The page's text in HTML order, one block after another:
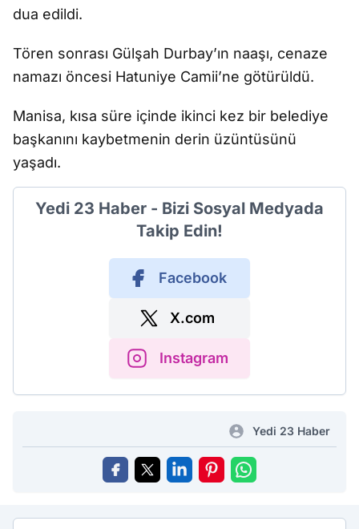
dua edildi.
Tören sonrası Gülşah Durbay’ın naaşı, cenaze
namazı öncesi Hatuniye Camii’ne götürüldü.
Manisa, kısa süre içinde ikinci kez bir belediye
başkanını kaybetmenin derin üzüntüsünü
yaşadı.
Yedi 23 Haber - Bizi Sosyal Medyada
Takip Edin!
Facebook
X.com
Instagram
Yedi 23 Haber